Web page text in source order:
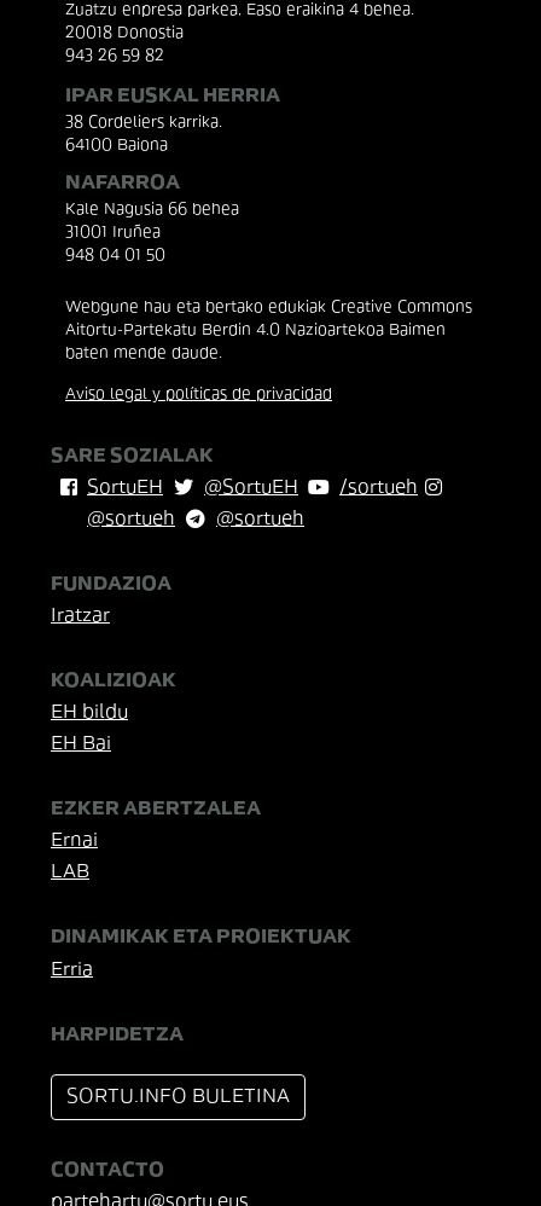
Zuatzu enpresa parkea, Easo eraikina 4 behea.
20018 Donostia
943 26 59 82
IPAR EUSKAL HERRIA
38 Cordeliers karrika.
64100 Baiona
NAFARROA
Kale Nagusia 66 behea
31001 Iruñea
948 04 01 50
Webgune hau eta bertako edukiak Creative Commons
Aitortu-Partekatu Berdin 4.0 Nazioartekoa Baimen
baten mende daude.
Aviso legal y políticas de privacidad
SARE SOZIALAK
SortuEH
@SortuEH
/sortueh
@sortueh
@sortueh
FUNDAZIOA
Iratzar
KOALIZIOAK
EH bildu
EH Bai
EZKER ABERTZALEA
Ernai
LAB
DINAMIKAK ETA PROIEKTUAK
Erria
HARPIDETZA
SORTU.INFO BULETINA
CONTACTO
partehartu@sortu.eus